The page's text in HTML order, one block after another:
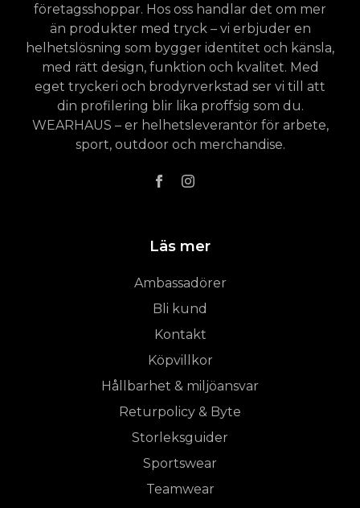
företagsshoppar. Hos oss handlar det om mer
än produkter med tryck – vi erbjuder en
helhetslösning som bygger identitet och känsla,
med rätt design, funktion och kvalitet. Med
eget tryckeri och brodyrverkstad ser vi till att
din profilering blir lika proffsig som du.
WEARHAUS – er helhetsleverantör för arbete,
sport, outdoor och merchandise.
Läs mer
Ambassadörer
Bli kund
Kontakt
Köpvillkor
Hållbarhet & miljöansvar
Returpolicy & Byte
Storleksguider
Sportswear
Teamwear